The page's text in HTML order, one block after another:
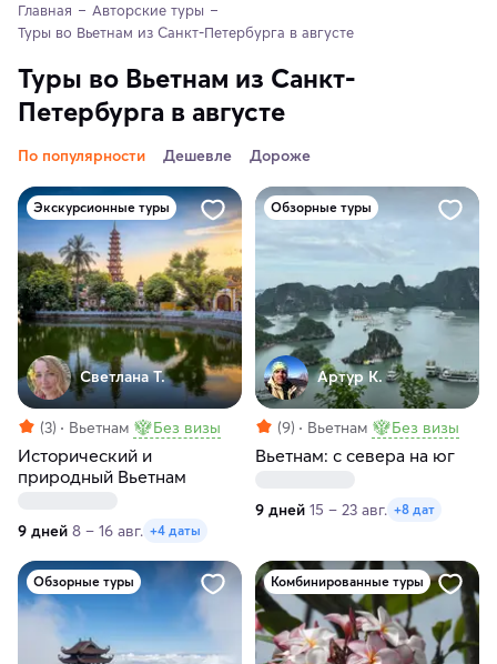
Главная
Авторские туры
Туры во Вьетнам из Санкт-Петербурга в августе
Туры во Вьетнам из Санкт-
Петербурга в августе
По популярности Дешевле Дороже
Экскурсионные туры
Светлана Т.
(3) Вьетнам Без визы
Исторический и
природный Вьетнам
9 дней 8 – 16 авг. +4 даты
Обзорные туры
Артур К.
(9) Вьетнам Без визы
Вьетнам: с севера на юг
9 дней 15 – 23 авг. +8 дат
Обзорные туры Комбинированные туры